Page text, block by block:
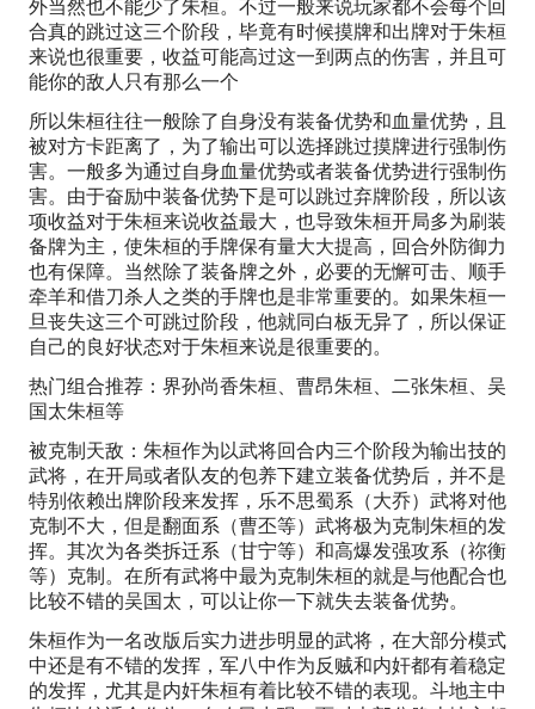
外当然也不能少了朱桓。不过一般来说玩家都不会每个回
合真的跳过这三个阶段，毕竟有时候摸牌和出牌对于朱桓
来说也很重要，收益可能高过这一到两点的伤害，并且可
能你的敌人只有那么一个
所以朱桓往往一般除了自身没有装备优势和血量优势，且
被对方卡距离了，为了输出可以选择跳过摸牌进行强制伤
害。一般多为通过自身血量优势或者装备优势进行强制伤
害。由于奋励中装备优势下是可以跳过弃牌阶段，所以该
项收益对于朱桓来说收益最大，也导致朱桓开局多为刷装
备牌为主，使朱桓的手牌保有量大大提高，回合外防御力
也有保障。当然除了装备牌之外，必要的无懈可击、顺手
牵羊和借刀杀人之类的手牌也是非常重要的。如果朱桓一
旦丧失这三个可跳过阶段，他就同白板无异了，所以保证
自己的良好状态对于朱桓来说是很重要的。
热门组合推荐：界孙尚香朱桓、曹昂朱桓、二张朱桓、吴
国太朱桓等
被克制天敌：朱桓作为以武将回合内三个阶段为输出技的
武将，在开局或者队友的包养下建立装备优势后，并不是
特别依赖出牌阶段来发挥，乐不思蜀系（大乔）武将对他
克制不大，但是翻面系（曹丕等）武将极为克制朱桓的发
挥。其次为各类拆迁系（甘宁等）和高爆发强攻系（祢衡
等）克制。在所有武将中最为克制朱桓的就是与他配合也
比较不错的吴国太，可以让你一下就失去装备优势。
朱桓作为一名改版后实力进步明显的武将，在大部分模式
中还是有不错的发挥，军八中作为反贼和内奸都有着稳定
的发挥，尤其是内奸朱桓有着比较不错的表现。斗地主中